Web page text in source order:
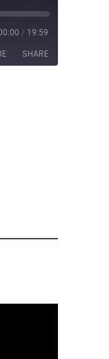
/ 19:59
SHARE